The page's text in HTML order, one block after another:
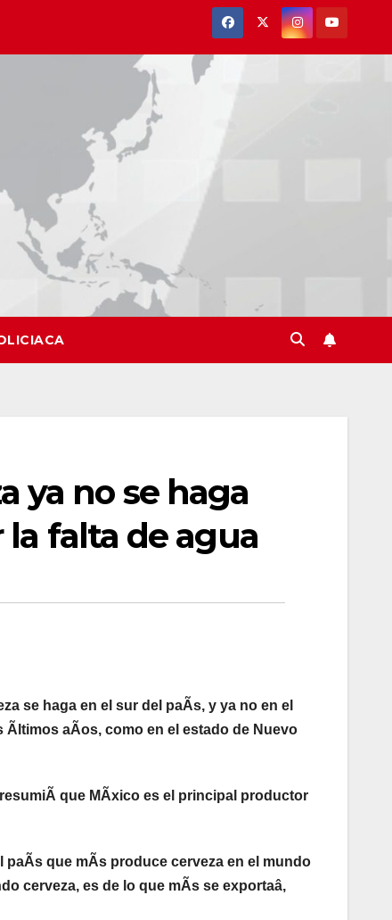
ya no se haga
falta de agua
se haga en el sur del paÃs, y ya no en el
aÃos, como en el estado de Nuevo
que MÃxico es el principal productor
paÃs que mÃs produce cerveza en el mundo
cerveza, es de lo que mÃs se exportaâ,